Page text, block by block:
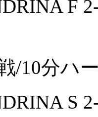
F
/10分ハ
S